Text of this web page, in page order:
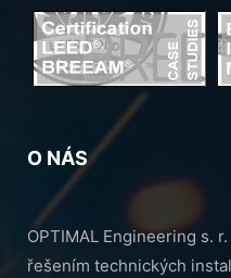
O NÁS
OPTIMAL Engineering s.
řešením technických